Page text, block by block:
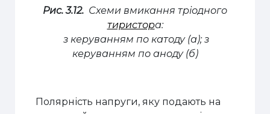
Рис. 3.12. Схеми вмикання тріодного
тиристора:
з керуванням по катоду (а); з
керуванням по аноду (б)
Полярність напруги, яку подають на